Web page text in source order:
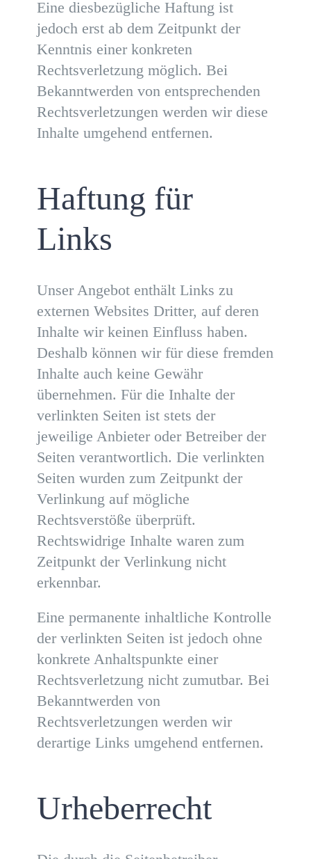
Eine diesbezügliche Haftung ist
jedoch erst ab dem Zeitpunkt der
Kenntnis einer konkreten
Rechtsverletzung möglich. Bei
Bekanntwerden von entsprechenden
Rechtsverletzungen werden wir diese
Inhalte umgehend entfernen.
Haftung für
Links
Unser Angebot enthält Links zu
externen Websites Dritter, auf deren
Inhalte wir keinen Einfluss haben.
Deshalb können wir für diese fremden
Inhalte auch keine Gewähr
übernehmen. Für die Inhalte der
verlinkten Seiten ist stets der
jeweilige Anbieter oder Betreiber der
Seiten verantwortlich. Die verlinkten
Seiten wurden zum Zeitpunkt der
Verlinkung auf mögliche
Rechtsverstöße überprüft.
Rechtswidrige Inhalte waren zum
Zeitpunkt der Verlinkung nicht
erkennbar.
Eine permanente inhaltliche Kontrolle
der verlinkten Seiten ist jedoch ohne
konkrete Anhaltspunkte einer
Rechtsverletzung nicht zumutbar. Bei
Bekanntwerden von
Rechtsverletzungen werden wir
derartige Links umgehend entfernen.
Urheberrecht